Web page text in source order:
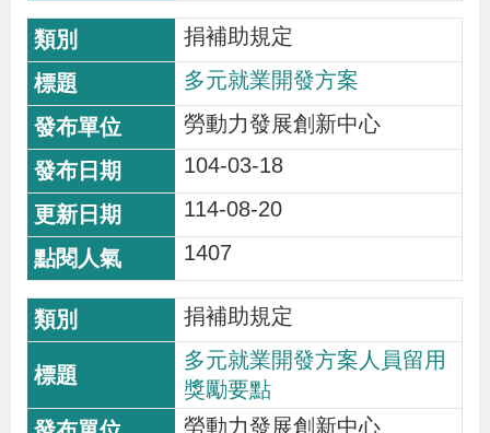
捐補助規定
多元就業開發方案
勞動力發展創新中心
104-03-18
114-08-20
1407
捐補助規定
多元就業開發方案人員留用
獎勵要點
勞動力發展創新中心